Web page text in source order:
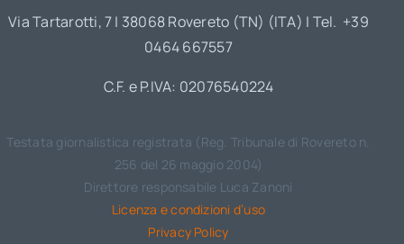
Via Tartarotti, 7 | 38068 Rovereto (TN) (ITA) | Tel. +39
0464 667557
C.F. e P.IVA: 02076540224
Testata giornalistica registrata (Reg. Tribunale di Rovereto n.
256 del 26 maggio 2004)
Direttore responsabile Luca Zanoni
Licenza e condizioni d’uso
Privacy Policy